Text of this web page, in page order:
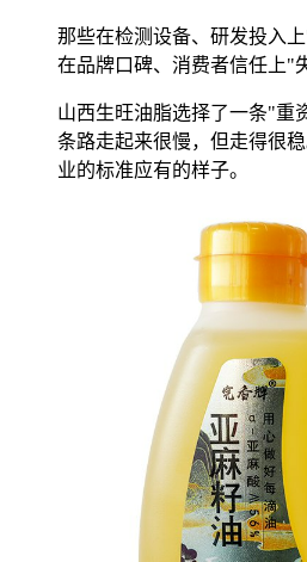
那些在检测设备、研发投入
在品牌口碑、消费者信任上"
山西生旺油脂选择了一条"重
条路走起来很慢，但走得很
业的标准应有的样子。